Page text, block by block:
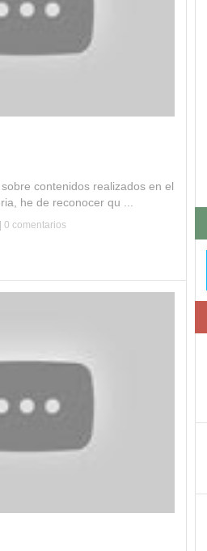
contenidos realizados en el
he de reconocer qu ...
0 comentarios